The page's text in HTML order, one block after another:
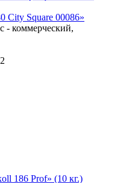
City Square 00086»
- коммерческий,